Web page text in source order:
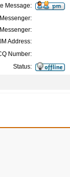
Message:
Address:
Number:
Status: